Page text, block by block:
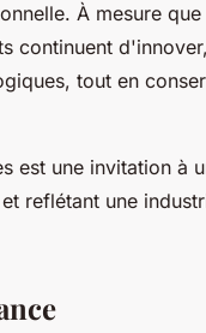
À mesure que
continuent
tout en
est une invitation à
reflétant une